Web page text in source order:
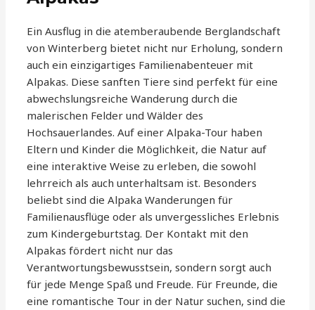
Ein Ausflug in die atemberaubende Berglandschaft
von Winterberg bietet nicht nur Erholung, sondern
auch ein einzigartiges Familienabenteuer mit
Alpakas. Diese sanften Tiere sind perfekt für eine
abwechslungsreiche Wanderung durch die
malerischen Felder und Wälder des
Hochsauerlandes. Auf einer Alpaka-Tour haben
Eltern und Kinder die Möglichkeit, die Natur auf
eine interaktive Weise zu erleben, die sowohl
lehrreich als auch unterhaltsam ist. Besonders
beliebt sind die Alpaka Wanderungen für
Familienausflüge oder als unvergessliches Erlebnis
zum Kindergeburtstag. Der Kontakt mit den
Alpakas fördert nicht nur das
Verantwortungsbewusstsein, sondern sorgt auch
für jede Menge Spaß und Freude. Für Freunde, die
eine romantische Tour in der Natur suchen, sind die